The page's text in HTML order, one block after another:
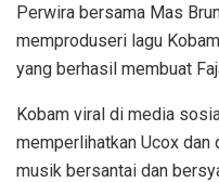
Perwira bersama Mas
memproduseri lagu
yang berhasil membuat
Kobam viral di media
memperlihatkan Ucox dan
musik bersantai dan